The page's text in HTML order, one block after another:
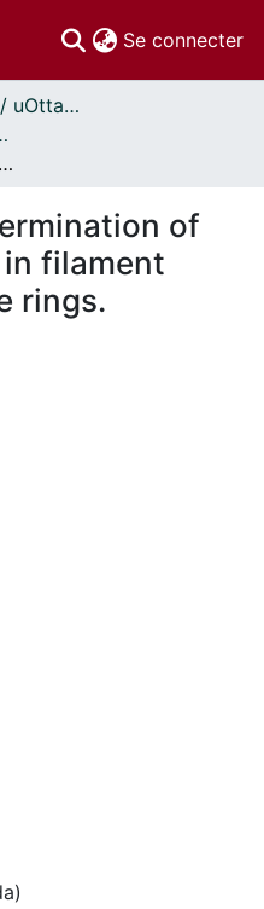
Se connecter
Thèses uOttawa // uOttawa Theses
1910 - 2010
Experimental determination of residual stresses in filament wound composite rings.
of
filament
rings.